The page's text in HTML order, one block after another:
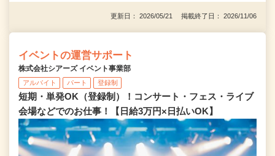
更新日： 2026/05/21 掲載終了日： 2026/11/06
イベントの運営サポート
株式会社シアーズ イベント事業部
アルバイト パート 登録制
短期・単発OK（登録制）！コンサート・フェス・ライブ
会場などでのお仕事！【日給3万円×日払いOK】